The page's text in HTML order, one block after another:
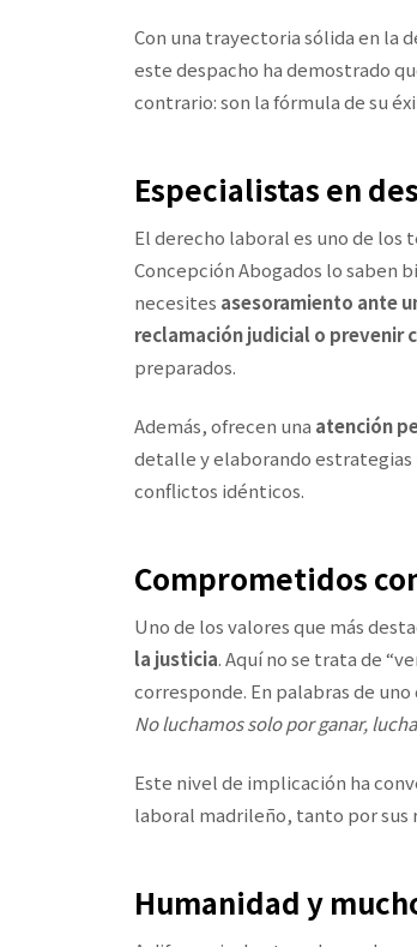
Con una trayectoria sólida en la
este despacho ha demostrado
contrario: son la fórmula de su
Especialistas en
El derecho laboral es uno de los
Concepción Abogados lo saben
necesites asesoramiento ante
reclamación judicial o prevenir
preparados.
Además, ofrecen una atención
detalle y elaborando estrategias
conflictos idénticos.
Comprometidos
Uno de los valores que más
la justicia. Aquí no se trata de
corresponde. En palabras de uno
No luchamos solo por ganar,
Este nivel de implicación ha
laboral madrileño, tanto por sus
Humanidad y